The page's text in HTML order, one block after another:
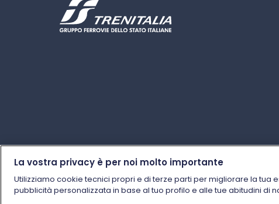
La vostra privacy è per noi molto importante
Utilizziamo cookie tecnici propri e di terze parti per migliorare la tua
pubblicità personalizzata in base al tuo profilo e alle tue abitudini di